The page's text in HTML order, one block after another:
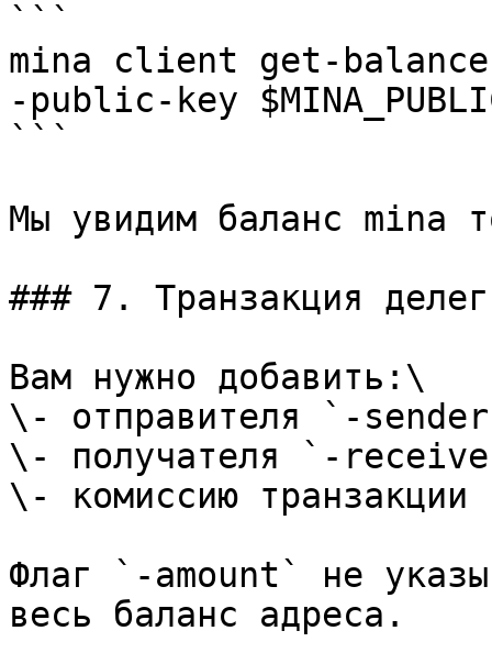
```
mina client get-
-public-key
```
Мы увидим баланс mina
### 7. Транзакция
Вам нужно добавить:\
\- отправителя `-
\- получателя `-
\- комиссию
Флаг `-amount` не
весь баланс адреса.